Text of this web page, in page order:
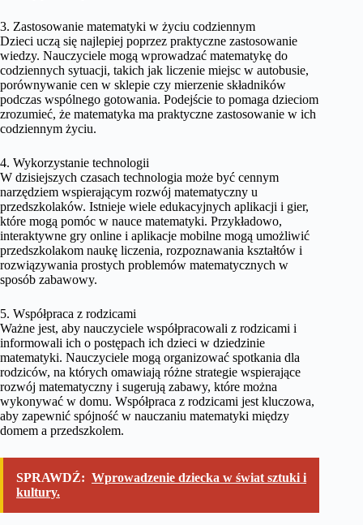
3. Zastosowanie matematyki w życiu codziennym
Dzieci uczą się najlepiej poprzez praktyczne zastosowanie
wiedzy. Nauczyciele mogą wprowadzać matematykę do
codziennych sytuacji, takich jak liczenie miejsc w autobusie,
porównywanie cen w sklepie czy mierzenie składników
podczas wspólnego gotowania. Podejście to pomaga dzieciom
zrozumieć, że matematyka ma praktyczne zastosowanie w ich
codziennym życiu.
4. Wykorzystanie technologii
W dzisiejszych czasach technologia może być cennym
narzędziem wspierającym rozwój matematyczny u
przedszkolaków. Istnieje wiele edukacyjnych aplikacji i gier,
które mogą pomóc w nauce matematyki. Przykładowo,
interaktywne gry online i aplikacje mobilne mogą umożliwić
przedszkolakom naukę liczenia, rozpoznawania kształtów i
rozwiązywania prostych problemów matematycznych w
sposób zabawowy.
5. Współpraca z rodzicami
Ważne jest, aby nauczyciele współpracowali z rodzicami i
informowali ich o postępach ich dzieci w dziedzinie
matematyki. Nauczyciele mogą organizować spotkania dla
rodziców, na których omawiają różne strategie wspierające
rozwój matematyczny i sugerują zabawy, które można
wykonywać w domu. Współpraca z rodzicami jest kluczowa,
aby zapewnić spójność w nauczaniu matematyki między
domem a przedszkolem.
SPRAWDŹ: Wprowadzenie dziecka w świat sztuki i
kultury.